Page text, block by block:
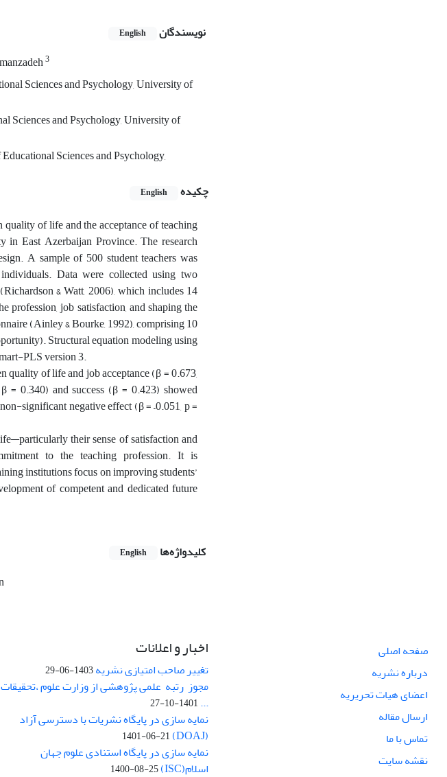
نویسندگان English
3
Sciences and Psychology, University of
Sciences and Psychology, University of
Sciences and Psychology,
چکیده
English
of life and the acceptance of teaching
in East Azerbaijan Province. The research
A sample of 500 student teachers was
Data were collected using two
& Watt, 2006), which includes 14
profession, job satisfaction, and shaping the
(Ainley & Bourke, 1992), comprising 10
Structural equation modeling using
PLS version 3.
quality of life and job acceptance (β = 0.673,
= 0.340) and success (β = 0.423) showed
significant negative effect (β = –0.051, p =
their sense of satisfaction and
to the teaching profession. It is
institutions focus on improving students’
of competent and dedicated future
کلیدواژه‌ها English
صفحه اصلی
درباره نشریه
اعضای هیات تحریریه
ارسال مقاله
تماس با ما
نقشه سایت
اخبار و اعلانات
تغییر صاحب امتیازی نشریه1403-06-29
مجوز رتبه علمی پژوهشی از وزارت علوم ،تحقیقات
...
1401-10-27
نمایه سازی در پایگاه نشریات با دسترسی آزاد
(DOAJ)
1401-06-21
نمایه سازی در پایگاه استنادی علوم جهان
اسلام(ISC)
1400-08-25